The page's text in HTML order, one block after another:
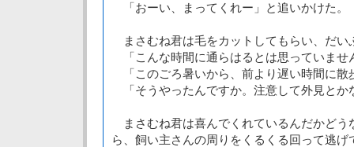
「おーい、まってくれー」と追いかけた。
まさむね君は毛をカットしてもらい、だい
「こんな時間に通らはるとは思っていませ
「このごろ暑いから、前より遅い時間に散
「そうやったんですか。注意して外見とか
まさむね君は喜んでくれているんだかどう
ら、飼い主さんの周りをくるくる回って逃げ